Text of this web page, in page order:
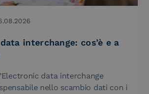
interchange: cos’è e a
data interchange
nello scambio dati con i